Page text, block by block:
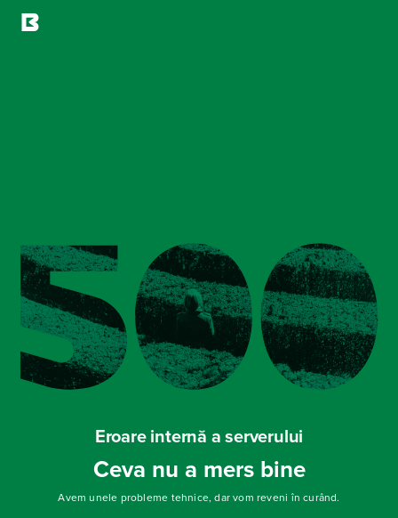
Eroare internă a serverului
Ceva nu a mers bine
Avem unele probleme tehnice, dar vom reveni în curând.